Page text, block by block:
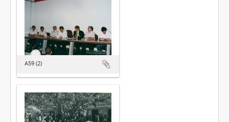
A59 (2)